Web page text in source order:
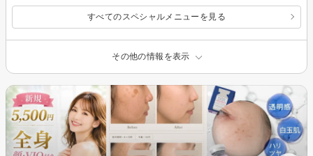
すべてのスペシャルメニューを見る
その他の情報を表示